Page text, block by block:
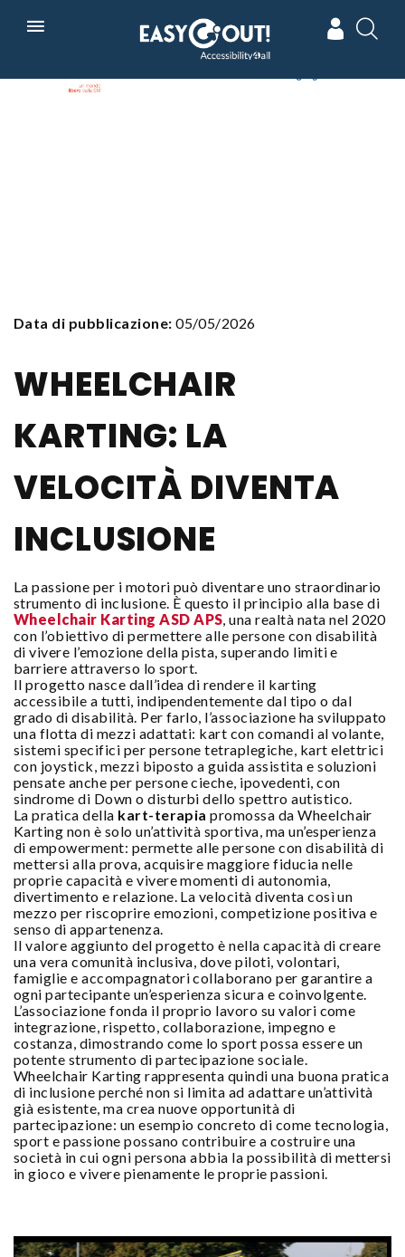
In collaborazione con Powered by
Data di pubblicazione:05/05/2026
WHEELCHAIR
KARTING: LA
VELOCITÀ DIVENTA
INCLUSIONE
La passione per i motori può diventare uno straordinario
strumento di inclusione. È questo il principio alla base di
Wheelchair Karting ASD APS, una realtà nata nel 2020
con l’obiettivo di permettere alle persone con disabilità
di vivere l’emozione della pista, superando limiti e
barriere attraverso lo sport.
Il progetto nasce dall’idea di rendere il karting
accessibile a tutti, indipendentemente dal tipo o dal
grado di disabilità. Per farlo, l’associazione ha sviluppato
una flotta di mezzi adattati: kart con comandi al volante,
sistemi specifici per persone tetraplegiche, kart elettrici
con joystick, mezzi biposto a guida assistita e soluzioni
pensate anche per persone cieche, ipovedenti, con
sindrome di Down o disturbi dello spettro autistico.
La pratica della kart-terapia promossa da Wheelchair
Karting non è solo un’attività sportiva, ma un’esperienza
di empowerment: permette alle persone con disabilità di
mettersi alla prova, acquisire maggiore fiducia nelle
proprie capacità e vivere momenti di autonomia,
divertimento e relazione. La velocità diventa così un
mezzo per riscoprire emozioni, competizione positiva e
senso di appartenenza.
Il valore aggiunto del progetto è nella capacità di creare
una vera comunità inclusiva, dove piloti, volontari,
famiglie e accompagnatori collaborano per garantire a
ogni partecipante un’esperienza sicura e coinvolgente.
L’associazione fonda il proprio lavoro su valori come
integrazione, rispetto, collaborazione, impegno e
costanza, dimostrando come lo sport possa essere un
potente strumento di partecipazione sociale.
Wheelchair Karting rappresenta quindi una buona pratica
di inclusione perché non si limita ad adattare un’attività
già esistente, ma crea nuove opportunità di
partecipazione: un esempio concreto di come tecnologia,
sport e passione possano contribuire a costruire una
società in cui ogni persona abbia la possibilità di mettersi
in gioco e vivere pienamente le proprie passioni.